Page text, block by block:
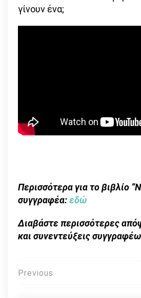
γίνουν ένα;
Περισσότερα για το βιβλίο
συγγραφέα:εδώ
Διαβάστε περισσότερες
και συνεντεύξεις
Πλοήγηση
Previous